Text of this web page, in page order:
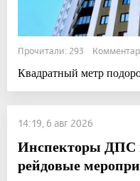
Прочитали: 293
Квадратный метр
14:19, 6 авг 2026
Инспекторы ДПС
рейдовые